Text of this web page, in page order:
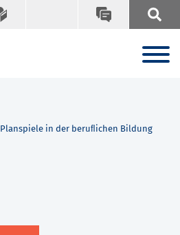
Planspiele in der beruﬂichen Bildung